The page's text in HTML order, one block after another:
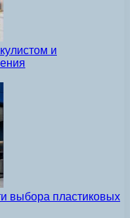
и
выбора пластиковых